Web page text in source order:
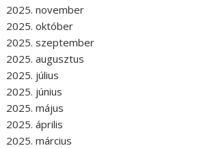
2025. november
2025. október
2025. szeptember
2025. augusztus
2025. július
2025. június
2025. május
2025. április
2025. március